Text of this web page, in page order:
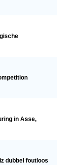
in Asse,
dubbel foutloos